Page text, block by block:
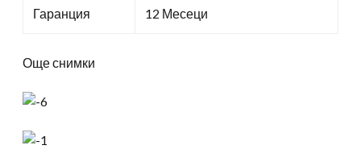
Гаранция 12 Месеци
Още снимки